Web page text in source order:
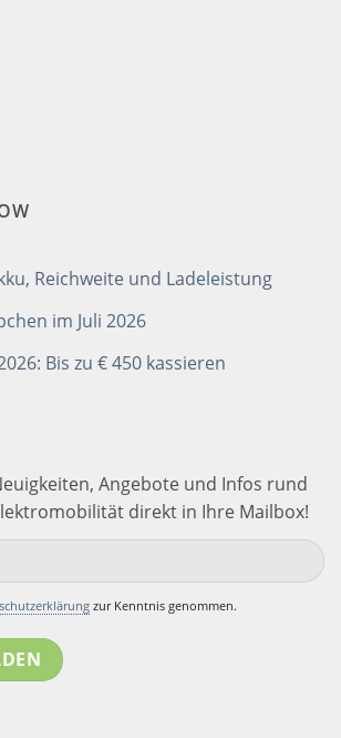
Reichweite und Ladeleistung
im Juli 2026
Bis zu € 450 kassieren
Angebote und Infos rund
direkt in Ihre Mailbox!
zur Kenntnis genommen.